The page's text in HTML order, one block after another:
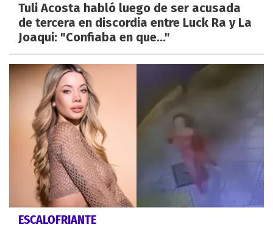
Tuli Acosta habló luego de ser acusada
de tercera en discordia entre Luck Ra y La
Joaqui: "Confiaba en que..."
ESCALOFRIANTE